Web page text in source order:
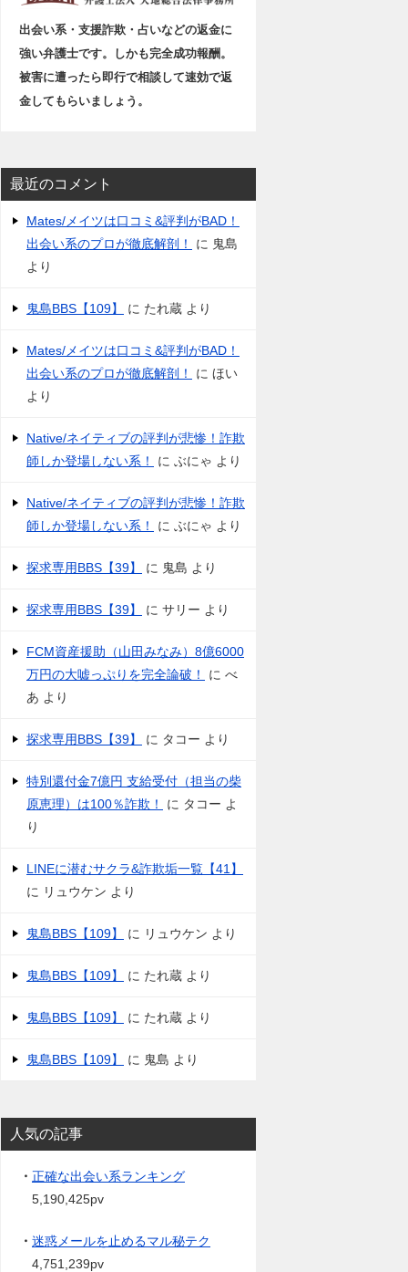
出会い系・支援詐欺・占いなどの返金に
強い弁護士です。しかも完全成功報酬。
被害に遭ったら即行で相談して速効で返
金してもらいましょう。
最近のコメント
Mates/メイツは口コミ&評判がBAD！
出会い系のプロが徹底解剖！
に 鬼島
より
鬼島BBS【109】 に たれ蔵 より
Mates/メイツは口コミ&評判がBAD！
出会い系のプロが徹底解剖！
に ほい
より
Native/ネイティブの評判が悲惨！詐欺
師しか登場しない系！
に ぶにゃ より
Native/ネイティブの評判が悲惨！詐欺
師しか登場しない系！
に ぶにゃ より
探求専用BBS【39】 に 鬼島 より
探求専用BBS【39】 に サリー より
FCM資産援助（山田みなみ）8億6000
万円の大嘘っぷりを完全論破！
に べ
あ より
探求専用BBS【39】 に タコー より
特別還付金7億円 支給受付（担当の柴
原恵理）は100％詐欺！
に タコー よ
り
LINEに潜むサクラ&詐欺垢一覧【41】
に リュウケン より
鬼島BBS【109】 に リュウケン より
鬼島BBS【109】 に たれ蔵 より
鬼島BBS【109】 に たれ蔵 より
鬼島BBS【109】 に 鬼島 より
人気の記事
・ 正確な出会い系ランキング
5,190,425pv
・ 迷惑メールを止めるマル秘テク
4,751,239pv